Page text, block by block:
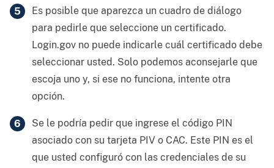
Es posible que aparezca un cuadro de diálogo
para pedirle que seleccione un certificado.
Login.gov no puede indicarle cuál certificado debe
seleccionar usted. Solo podemos aconsejarle que
escoja uno y, si ese no funciona, intente otra
opción.
Se le podría pedir que ingrese el código PIN
asociado con su tarjeta PIV o CAC. Este PIN es el
que usted configuró con las credenciales de su